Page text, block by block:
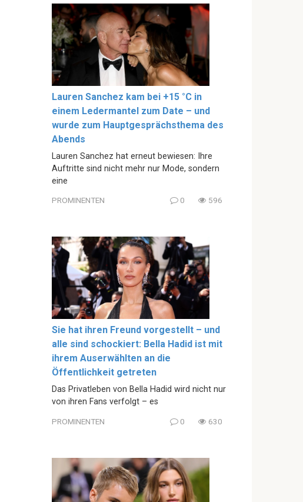
Lauren Sanchez kam bei +15 °C in
einem Ledermantel zum Date – und
wurde zum Hauptgesprächsthema des
Abends
Lauren Sanchez hat erneut bewiesen: Ihre
Auftritte sind nicht mehr nur Mode, sondern
eine
PROMINENTEN 0 596
Sie hat ihren Freund vorgestellt – und
alle sind schockiert: Bella Hadid ist mit
ihrem Auserwählten an die
Öffentlichkeit getreten
Das Privatleben von Bella Hadid wird nicht nur
von ihren Fans verfolgt – es
PROMINENTEN 0 630